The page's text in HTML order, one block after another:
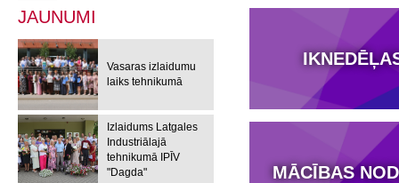
JAUNUMI
Vasaras izlaidumu
laiks tehnikumā
Izlaidums Latgales
Industriālajā
tehnikumā IPĪV
"Dagda"
MĀCĪBAS